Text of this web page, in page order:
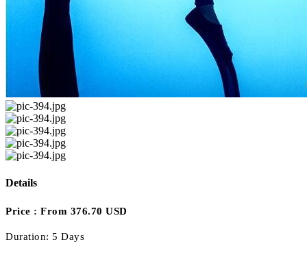
Details
Price : From 376.70 USD
Duration: 5 Days